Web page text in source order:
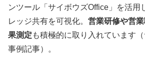
ンツール「サイボウズOffice」を活用
レッジ共有を可視化。 営業研修や営
果測定 も積極的に取り入れています
事例記事）。